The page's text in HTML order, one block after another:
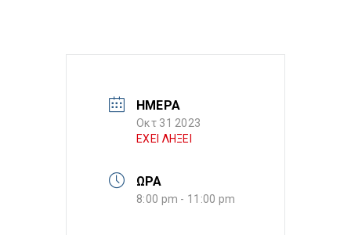
ΗΜΕΡΑ
Οκτ 31 2023
ΕΧΕΙ ΛΗΞΕΙ
ΩΡΑ
8:00 pm - 11:00 pm